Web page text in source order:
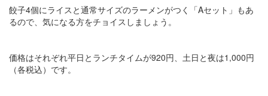
餃子4個にライスと通常サイズのラーメンがつく「Aセット」もあ
るので、気になる方をチョイスしましょう。
価格はそれぞれ平日とランチタイムが920円、土日と夜は1,000円
（各税込）です。